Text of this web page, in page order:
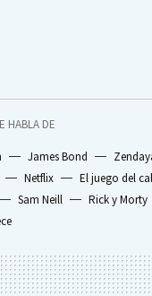
HABLA DE
James Bond
Netflix
El juego del
Sam Neill
Rick y Morty